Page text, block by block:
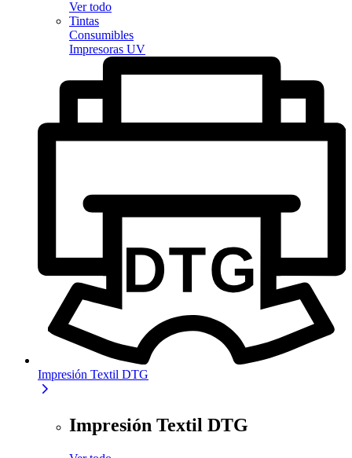
Ver todo
Tintas
Consumibles
Impresoras UV
Impresión Textil DTG
Impresión Textil DTG